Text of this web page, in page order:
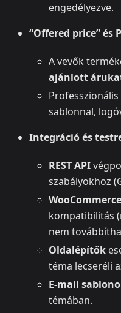
engedélyezve.
“Offered price” és
A vevők
ajánlott
Professzionális
sablonnal,
Integráció és
REST API
szabályokhoz
kompatibilitás
nem
Oldalépítők
téma lecseréli
E-mail
témában.